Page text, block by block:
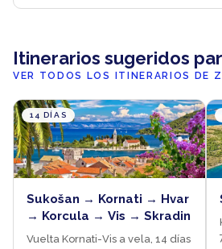
Itinerarios sugeridos
VER TODOS LOS ITINERARIOS DE
14 DÍAS
Sukošan → Kornati → Hvar
→ Korcula → Vis → Skradin
Vuelta Kornati-Vis a vela, 14 días